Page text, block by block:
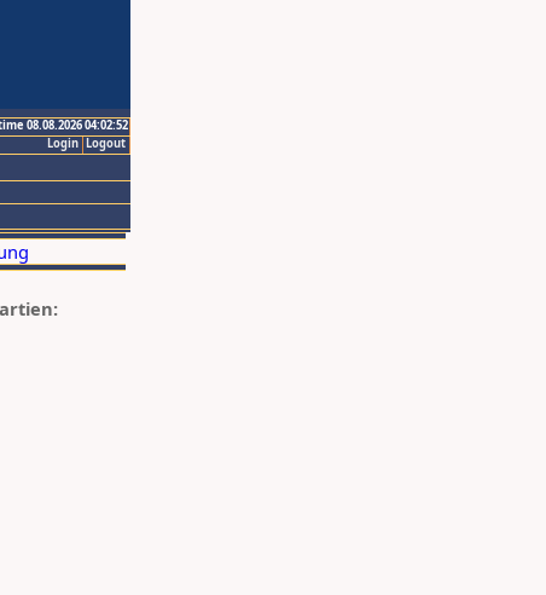
08.08.2026 04:02:52
Logout
Login